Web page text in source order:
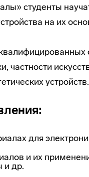
студенты
на их
частности
устройств.
для
и их
и др.